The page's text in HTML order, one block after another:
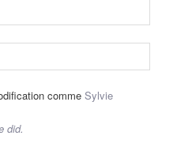
commeSylvie
did.